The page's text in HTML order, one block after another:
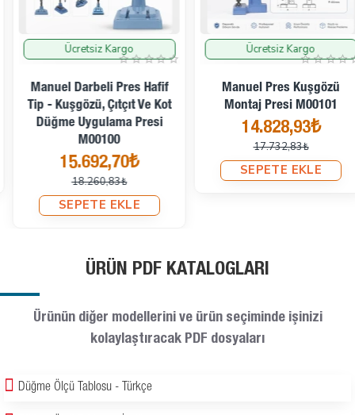
İndirimde
Ücretsiz Kargo
Manuel Darbeli Pres Hafif
Tip - Kuşgözü, Çıtçıt Ve Kot
Düğme Uygulama Presi
M00100
15.692,70₺
18.260,83₺
SEPETE EKLE
İndirimde
Ücretsiz Kargo
Manuel Pres Kuşgözü
Montaj Presi M00101
14.828,93₺
17.732,83₺
SEPETE EKLE
ÜRÜN PDF KATALOGLARI
Ürünün diğer modellerini ve ürün seçiminde işinizi
kolaylaştıracak PDF dosyaları
Düğme Ölçü Tablosu - Türkçe